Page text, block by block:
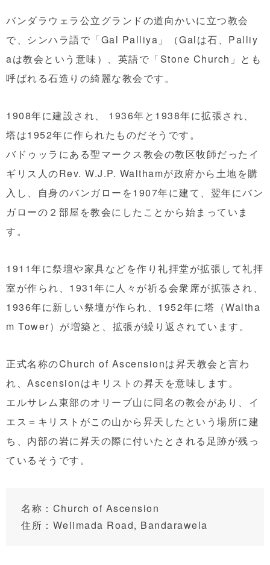
バンダラウェラ公立グランドの道向かいに立つ教会
で、シンハラ語で「Gal Palliya」（Galは石、Palliy
aは教会という意味）、英語で「Stone Church」とも
呼ばれる石造りの綺麗な教会です。
1908年に建設され、 1936年と1938年に拡張され、
塔は1952年に作られたものだそうです。
バドゥッラにある聖マークス教会の教区牧師だったイ
ギリス人のRev. W.J.P. Walthamが政府から土地を購
入し、自身のバンガローを1907年に建て、翌年にバン
ガローの２部屋を教会にしたことから始まっていま
す。
1911年に祭壇や家具などを作り礼拝堂が拡張して礼拝
室が作られ、1931年に人々が祈る会衆席が拡張され、
1936年に新しい祭壇が作られ、1952年に塔（Waltha
m Tower）が増築と、拡張が繰り返されています。
正式名称のChurch of Ascensionは昇天教会と言わ
れ、Ascensionはキリストの昇天を意味します。
エルサレム東部のオリーブ山に同名の教会があり、イ
エス＝キリストがこの山から昇天したという場所に建
ち、内部の岩に昇天の際に付いたとされる足跡が残っ
ているそうです。
名称：Church of Ascension
住所：Welimada Road, Bandarawela